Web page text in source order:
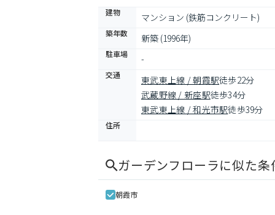
建物 マンション (鉄筋コンクリート)
築年数 新築 (1996年)
駐車場 -
交通 東武東上線 / 朝霞駅徒歩22分
武蔵野線 / 新座駅徒歩34分
東武東上線 / 和光市駅徒歩39分
住所
ガーデンフローラに似た条
朝霞市